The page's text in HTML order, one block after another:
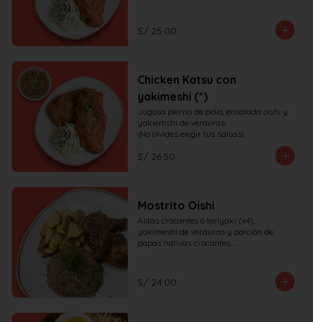
S/ 25.00
Chicken Katsu con
yakimeshi (*)
Jugosa pierna de pollo, ensalada oishi y
yakiemshi de verduras.
¡No olvides elegir tus salsas!
S/ 26.50
Mostrito Oishi
Alitas crocantes o teriyaki (x4),
yakimeshi de verduras y porción de
papas nativas crocantes.
S/ 24.00